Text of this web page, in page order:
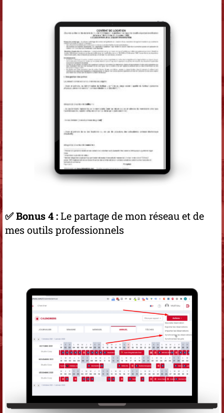
✅ Bonus 4 :Le partage de mon réseau et de
mes outils professionnels